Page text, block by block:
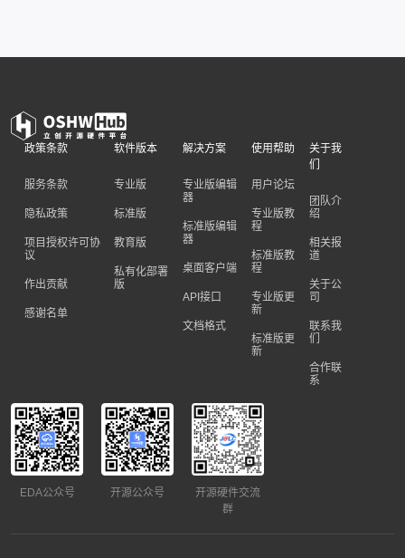
政策条款
服务条款
隐私政策
项目授权许可协
议
作出贡献
感谢名单
软件版本
专业版
标准版
教育版
私有化部署
版
解决方案
专业版编辑
器
标准版编辑
器
桌面客户端
API接口
文档格式
使用帮助
用户论坛
专业版教
程
标准版教
程
专业版更
新
标准版更
新
关于我
们
团队介
绍
相关报
道
关于公
司
联系我
们
合作联
系
EDA公众号 开源公众号
开源硬件交流
群